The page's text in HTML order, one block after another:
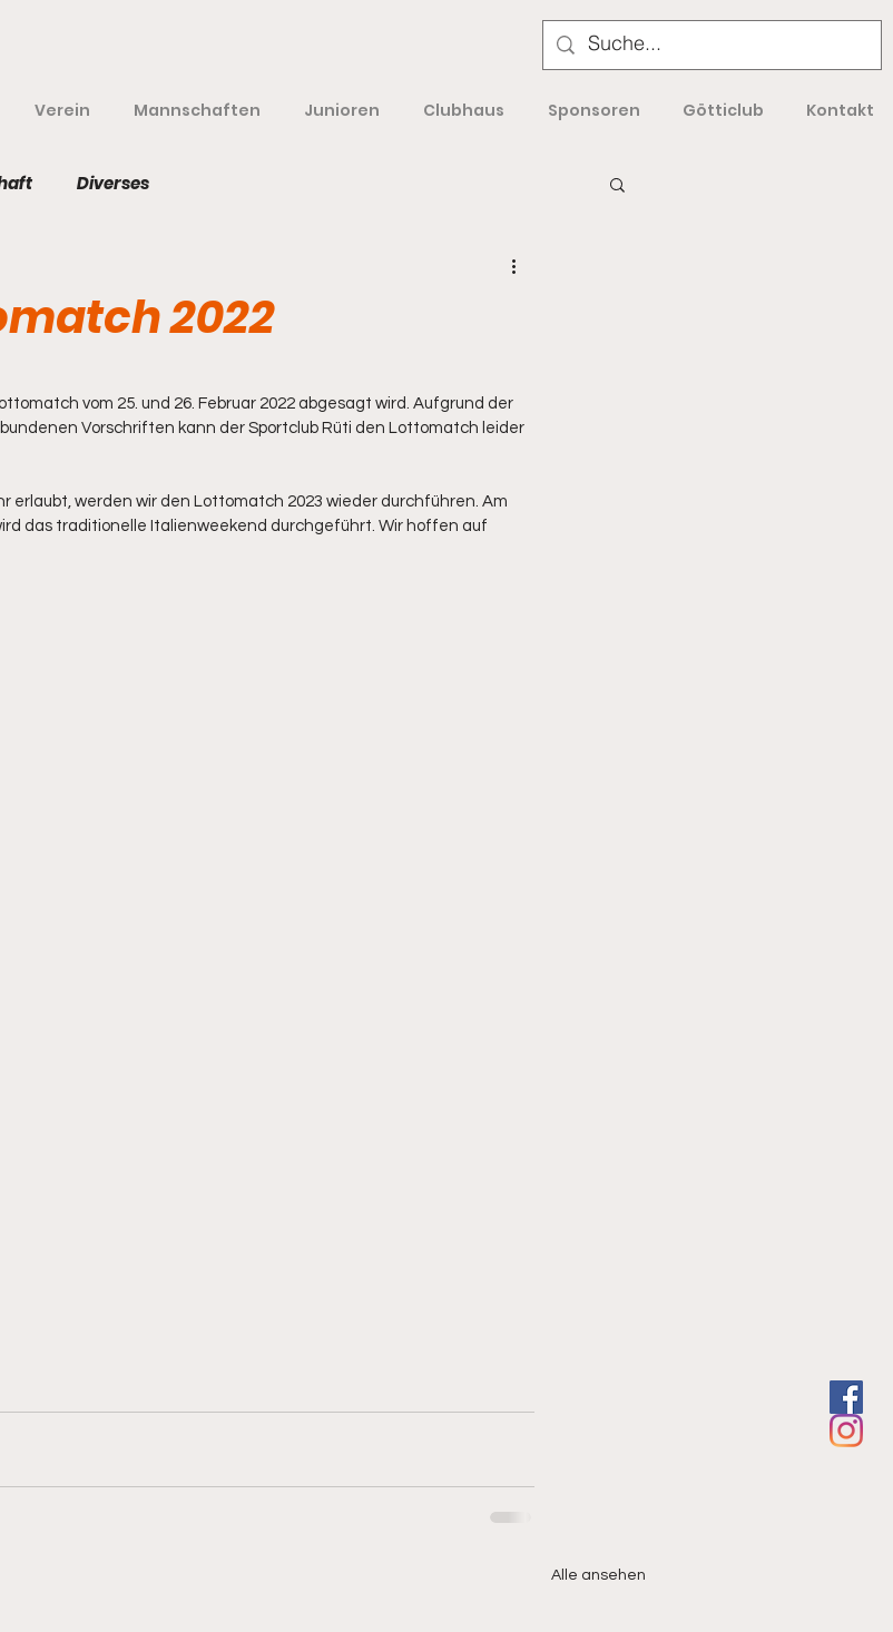
Verein Mannschaften Junioren Clubhaus Sponsoren Götticlub Kontakt
Diverses
2022
vom 25. und 26. Februar 2022 abgesagt wird. Aufgrund der
Vorschriften kann der Sportclub Rüti den Lottomatch leider
erlaubt, werden wir den Lottomatch 2023 wieder durchführen. Am
das traditionelle Italienweekend durchgeführt. Wir hoffen auf
Alle ansehen